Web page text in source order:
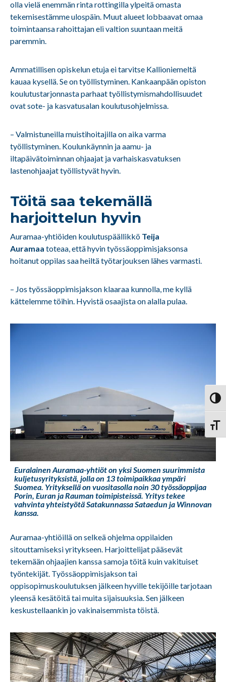
olla vielä enemmän rinta rottingilla ylpeitä omasta
tekemisestämme ulospäin. Muut alueet lobbaavat omaa
toimintaansa rahoittajan eli valtion suuntaan meitä
paremmin.
Ammatillisen opiskelun etuja ei tarvitse Kallioniemeltä
kauaa kysellä. Se on työllistyminen. Kankaanpään opiston
koulutustarjonnasta parhaat työllistymismahdollisuudet
ovat sote- ja kasvatusalan koulutusohjelmissa.
– Valmistuneilla muistihoitajilla on aika varma
työllistyminen. Koulunkäynnin ja aamu- ja
iltapäivätoiminnan ohjaajat ja varhaiskasvatuksen
lastenohjaajat työllistyvät hyvin.
Töitä saa tekemällä
harjoittelun hyvin
Auramaa-yhtiöiden koulutuspäällikkö Teija
Auramaa toteaa, että hyvin työssäoppimisjaksonsa
hoitanut oppilas saa heiltä työtarjouksen lähes varmasti.
– Jos työssäoppimisjakson klaaraa kunnolla, me kyllä
kättelemme töihin. Hyvistä osaajista on alalla pulaa.
Euralainen Auramaa-yhtiöt on yksi Suomen suurimmista
kuljetusyrityksistä, jolla on 13 toimipaikkaa ympäri
Suomea. Yrityksellä on vuositasolla noin 30 työssäoppijaa
Porin, Euran ja Rauman toimipisteissä. Yritys tekee
vahvinta yhteistyötä Satakunnassa Sataedun ja Winnovan
kanssa.
Auramaa-yhtiöillä on selkeä ohjelma oppilaiden
sitouttamiseksi yritykseen. Harjoittelijat pääsevät
tekemään ohjaajien kanssa samoja töitä kuin vakituiset
työntekijät. Työssäoppimisjakson tai
oppisopimuskoulutuksen jälkeen hyville tekijöille tarjotaan
yleensä kesätöitä tai muita sijaisuuksia. Sen jälkeen
keskustellaankin jo vakinaisemmista töistä.